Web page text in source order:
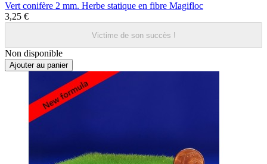
Vert conifère 2 mm. Herbe statique en fibre Magifloc
3,25 €
Victime de son succès !
Non disponible
Ajouter au panier